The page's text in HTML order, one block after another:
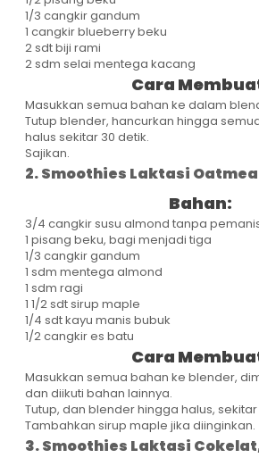
1/3 cangkir gandum
1 cangkir blueberry beku
2 sdt biji rami
2 sdm selai mentega kacang
Cara
Masukkan semua bahan ke dalam
Tutup blender, hancurkan hingga
halus sekitar 30 detik.
Sajikan.
2. Smoothies Laktasi
Bahan:
3/4 cangkir susu almond tanpa
1 pisang beku, bagi menjadi tiga
1/3 cangkir gandum
1 sdm mentega almond
1 sdm ragi
1 1/2 sdt sirup maple
1/4 sdt kayu manis bubuk
1/2 cangkir es batu
Cara
Masukkan semua bahan ke blender,
dan diikuti bahan lainnya.
Tutup, dan blender hingga halus, sekitar
Tambahkan sirup maple jika diinginkan.
3. Smoothies Laktasi